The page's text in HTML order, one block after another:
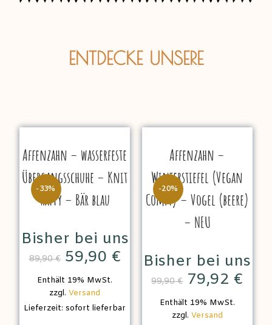
ENTDECKE UNSERE
-33%
Affenzahn – wasserfeste
Übergangsschuhe – Knit
Happy – Bär blau
Bisher bei uns
89,90€ 59,90 €
Enthält 19% MwSt.
zzgl.Versand
Lieferzeit: sofort lieferbar
-20%
Affenzahn –
Winterstiefel (Vegan
Comfy) – Vogel (beere)
– NEU
Bisher bei uns
99,90€ 79,92 €
Enthält 19% MwSt.
zzgl. Versand